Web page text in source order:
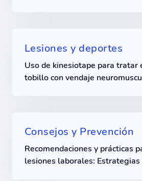
Lesiones y deportes
Uso de kinesiotape para tratar
tobillo con vendaje
Consejos y Prevención
Recomendaciones y prácticas
lesiones laborales: